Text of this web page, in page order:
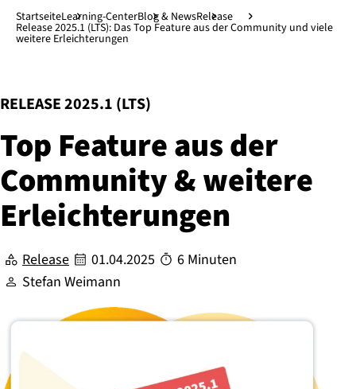
Direkt zum Hauptinhalt↓
StartseiteLearning-CenterBlog & NewsRelease
Release 2025.1 (LTS): Das Top Feature aus der Community und viele
weitere Erleichterungen
RELEASE 2025.1 (LTS)
:
Top Feature aus der
Community & weitere
Er­leich­te­run­gen
Release 01.04.2025
6 Minuten
Stefan Weimann